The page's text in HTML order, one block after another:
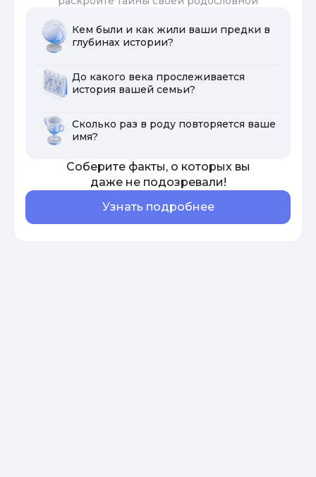
Кем были и как жили ваши предки в
глубинах истории?
До какого века прослеживается
история вашей семьи?
Сколько раз в роду повторяется ваше
имя?
Соберите факты, о которых вы
даже не подозревали!
Узнать подробнее